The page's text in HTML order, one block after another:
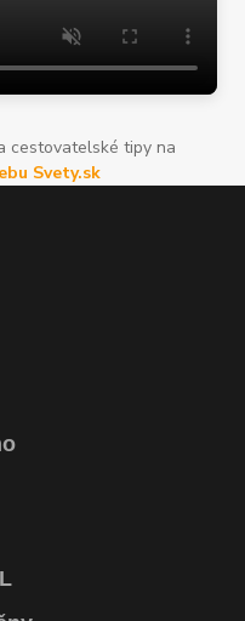
cestovatelské tipy na
Svety.sk